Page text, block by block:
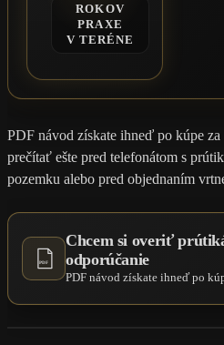
ROKOV
PRAXE
V TERÉNE
PDF návod získate ihneď po kúpe za
prečítať ešte pred telefonátom s
pozemku alebo pred objednaním
PDF
Chcem si overiť
odporúčanie
PDF návod získate ihneď po